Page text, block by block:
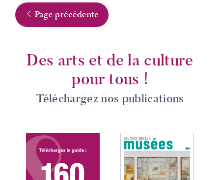
Page précédente
Des arts et de la culture
pour tous !
Téléchargez nos publications